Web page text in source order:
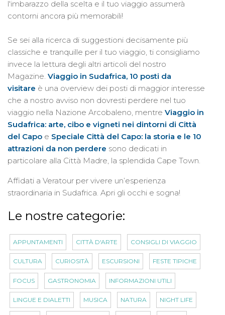
l'imbarazzo della scelta e il tuo viaggio assumerà
contorni ancora più memorabili!
Se sei alla ricerca di suggestioni decisamente più
classiche e tranquille per il tuo viaggio, ti consigliamo
invece la lettura degli altri articoli del nostro
Magazine. Viaggio in Sudafrica, 10 posti da
visitare è una overview dei posti di maggior interesse
che a nostro avviso non dovresti perdere nel tuo
viaggio nella Nazione Arcobaleno, mentre Viaggio in
Sudafrica: arte, cibo e vigneti nei dintorni di Città
del Capo e Speciale Città del Capo: la storia e le 10
attrazioni da non perdere sono dedicati in
particolare alla Città Madre, la splendida Cape Town.
Affidati a Veratour per vivere un’esperienza
straordinaria in Sudafrica. Apri gli occhi e sogna!
Le nostre categorie:
APPUNTAMENTI CITTÀ D'ARTE CONSIGLI DI VIAGGIO
CULTURA CURIOSITÀ ESCURSIONI FESTE TIPICHE
FOCUS GASTRONOMIA INFORMAZIONI UTILI
LINGUE E DIALETTI MUSICA NATURA NIGHT LIFE